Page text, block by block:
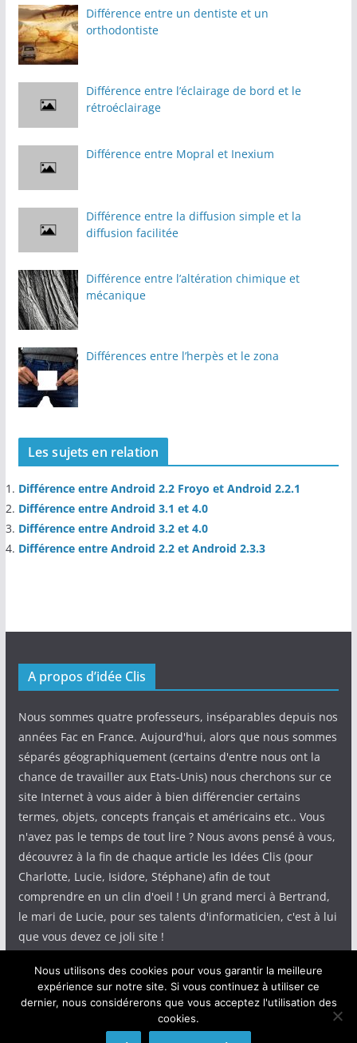
Différence entre un dentiste et un
orthodontiste
Différence entre l’éclairage de bord et le
rétroéclairage
Différence entre Mopral et Inexium
Différence entre la diffusion simple et la
diffusion facilitée
Différence entre l’altération chimique et
mécanique
Différences entre l’herpès et le zona
Les sujets en relation
Différence entre Android 2.2 Froyo et Android 2.2.1
Différence entre Android 3.1 et 4.0
Différence entre Android 3.2 et 4.0
Différence entre Android 2.2 et Android 2.3.3
A propos d’idée Clis
Nous sommes quatre professeurs, inséparables depuis nos
années Fac en France. Aujourd'hui, alors que nous sommes
séparés géographiquement (certains d'entre nous ont la
chance de travailler aux Etats-Unis) nous cherchons sur ce
site Internet à vous aider à bien différencier certains
termes, objets, concepts français et américains etc.. Vous
n'avez pas le temps de tout lire ? Nous avons pensé à vous,
découvrez à la fin de chaque article les Idées Clis (pour
Charlotte, Lucie, Isidore, Stéphane) afin de tout
comprendre en un clin d'oeil ! Un grand merci à Bertrand,
le mari de Lucie, pour ses talents d'informaticien, c'est à lui
que vous devez ce joli site !
IdeeClis. Tous droits réservés.
Nous utilisons des cookies pour vous garantir la meilleure
expérience sur notre site. Si vous continuez à utiliser ce
dernier, nous considérerons que vous acceptez l'utilisation des
cookies.